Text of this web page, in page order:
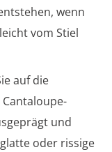
wenn
vom Stiel
auf die
und
oder rissige